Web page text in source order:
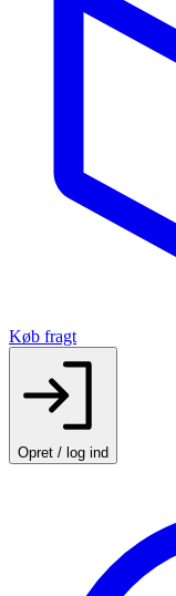
Køb fragt
Opret / log ind